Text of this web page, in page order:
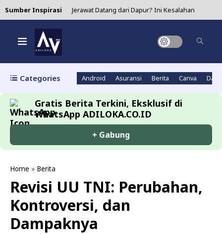
Sumber Inspirasi Jerawat Datang dari Dapur? Ini Kesalahan
4 Manfaat Air Jeruk Nipis yang Bikin Wanita
Super Hebat untuk Kesehatanmu!
Minum Matcha Setiap Hari? Ini 5 Alasan Kenapa
Kamu Harus Coba!
Sering Diremehkan tapi Ampuh Banget!
Categories Android Asuransi Berita Canva
Gratis Berita Terkini, Eksklusif di
WhatsApp ADILOKA.CO.ID
+ Gabung
Home » Berita
Revisi UU TNI: Perubahan,
Kontroversi, dan
Dampaknya